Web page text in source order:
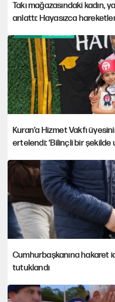
Takı mağazasındaki kadın,
anlattı: Hayasızca
Kuran’a Hizmet Vakfı
ertelendi: ‘Bilinçli bir şekilde
Cumhurbaşkanına hakaret
tutuklandı